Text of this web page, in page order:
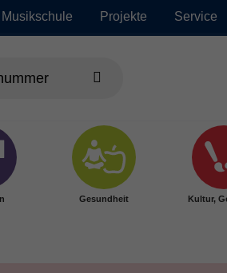
Musikschule Projekte Service
Gesundheit Kultur,